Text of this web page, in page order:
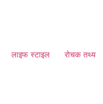
लाइफ स्टाइल रोचक तथ्य